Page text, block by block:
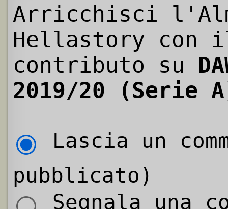
Arricchisci
Hellastory con
contributo su
2019/20 (Serie
Lascia un
pubblicato)
Segnala una